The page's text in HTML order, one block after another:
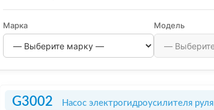
Марка Модель
G3002 Насос электрогидроусилителя руля